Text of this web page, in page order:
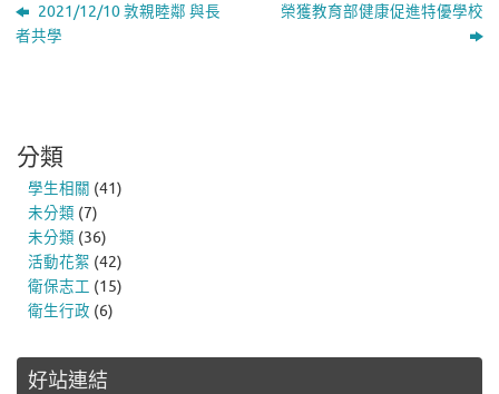
2021/12/10 敦親睦鄰 與長
者共學
榮獲教育部健康促進特優學校
分類
學生相關 (41)
未分類 (7)
未分類 (36)
活動花絮 (42)
衛保志工 (15)
衛生行政 (6)
好站連結